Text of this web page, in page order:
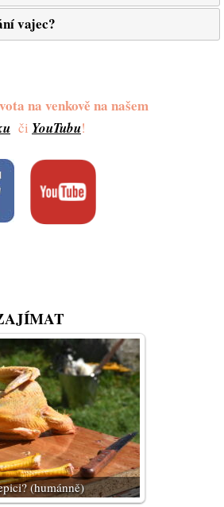
vajec?
na venkově na našem
či YouTubu!
(humánně)